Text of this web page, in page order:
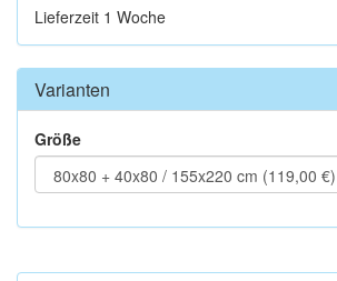
Lieferzeit 1 Woche
Varianten
Größe